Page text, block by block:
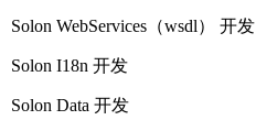
Solon WebServices（wsdl） 开发
Solon I18n 开发
Solon Data 开发